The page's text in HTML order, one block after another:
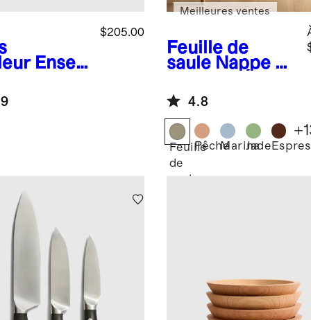
Ense
en
$205.00
Feuille de
saule Nappe en
Meilleures ventes
4.8
Feuille
de
saule
PêcheMarina
Jade
+